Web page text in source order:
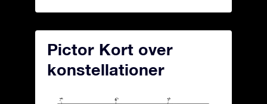
Pictor Kort over
konstellationer